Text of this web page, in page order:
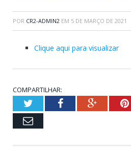
POR CR2-ADMIN2 EM 5 DE MARÇO DE 2021
Clique aqui para visualizar
COMPARTILHAR:
TwitterFacebookGoogle+
Email